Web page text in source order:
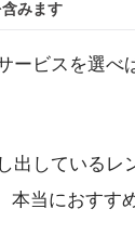
みます
ービスを選べ
しているレ
本当におすす